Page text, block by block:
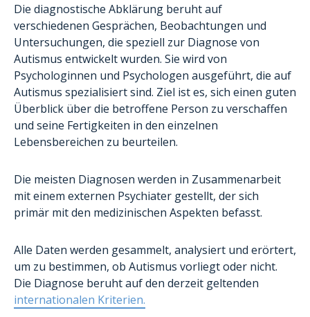
Die diagnostische Abklärung beruht auf
verschiedenen Gesprächen, Beobachtungen und
Untersuchungen, die speziell zur Diagnose von
Autismus entwickelt wurden. Sie wird von
Psychologinnen und Psychologen ausgeführt, die auf
Autismus spezialisiert sind. Ziel ist es, sich einen guten
Überblick über die betroffene Person zu verschaffen
und seine Fertigkeiten in den einzelnen
Lebensbereichen zu beurteilen.
Die meisten Diagnosen werden in Zusammenarbeit
mit einem externen Psychiater gestellt, der sich
primär mit den medizinischen Aspekten befasst.
Alle Daten werden gesammelt, analysiert und erörtert,
um zu bestimmen, ob Autismus vorliegt oder nicht.
Die Diagnose beruht auf den derzeit geltenden
internationalen Kriterien.